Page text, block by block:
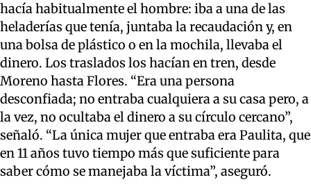
hacía habitualmente el hombre: iba a una de las
heladerías que tenía, juntaba la recaudación y, en
una bolsa de plástico o en la mochila, llevaba el
dinero. Los traslados los hacían en tren, desde
Moreno hasta Flores. “Era una persona
desconfiada; no entraba cualquiera a su casa pero, a
la vez, no ocultaba el dinero a su círculo cercano”,
señaló. “La única mujer que entraba era Paulita, que
en 11 años tuvo tiempo más que suficiente para
saber cómo se manejaba la víctima”, aseguró.